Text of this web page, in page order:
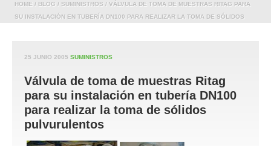
RITAG PARA SU INSTALACIÓN EN
TUBERÍA DN100 PARA REALIZAR LA
TOMA DE SÓLIDOS
PULVURULENTOS
HOME / BLOG / SUMINISTROS / VÁLVULA DE TOMA DE MUESTRAS RITAG PARA
SU INSTALACIÓN EN TUBERÍA DN100 PARA REALIZAR LA TOMA DE SÓLIDOS
25 JUNIO 2005 SUMINISTROS
Válvula de toma de muestras Ritag
para su instalación en tubería DN100
para realizar la toma de sólidos
pulvurulentos